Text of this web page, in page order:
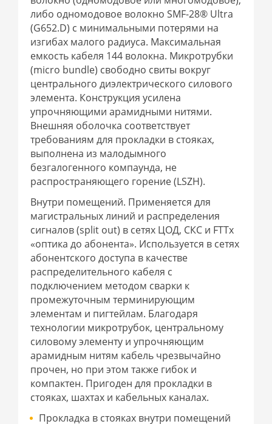
либо одномодовое волокно SMF-28® Ultra
(G652.D) с минимальными потерями на
изгибах малого радиуса. Максимальная
емкость кабеля 144 волокна. Микротрубки
(micro bundle) свободно свиты вокруг
центрального диэлектрического силового
элемента. Конструкция усилена
упрочняющими арамидными нитями.
Внешняя оболочка соответствует
требованиям для прокладки в стояках,
выполнена из малодымного
безгалогенного компаунда, не
распространяющего горение (LSZH).
Внутри помещений. Применяется для
магистральных линий и распределения
сигналов (split out) в сетях ЦОД, СКС и FTTx
«оптика до абонента». Используется в сетях
абонентского доступа в качестве
распределительного кабеля с
подключением методом сварки к
промежуточным терминирующим
элементам и пигтейлам. Благодаря
технологии микротрубок, центральному
силовому элементу и упрочняющим
арамидным нитям кабель чрезвычайно
прочен, но при этом также гибок и
компактен. Пригоден для прокладки в
стояках, шахтах и кабельных каналах.
Прокладка в стояках внутри помещений